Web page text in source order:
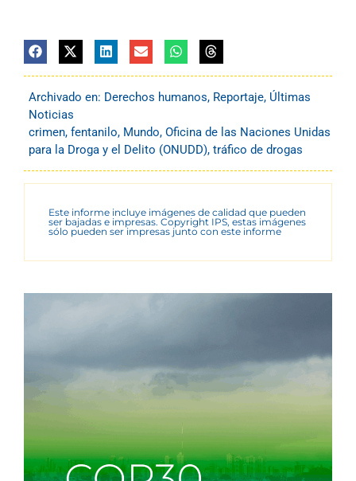
Archivado en: Derechos humanos, Reportaje, Últimas
Noticias
crimen, fentanilo, Mundo, Oficina de las Naciones Unidas
para la Droga y el Delito (ONUDD), tráfico de drogas
Este informe incluye imágenes de calidad que pueden
ser bajadas e impresas. Copyright IPS, estas imágenes
sólo pueden ser impresas junto con este informe